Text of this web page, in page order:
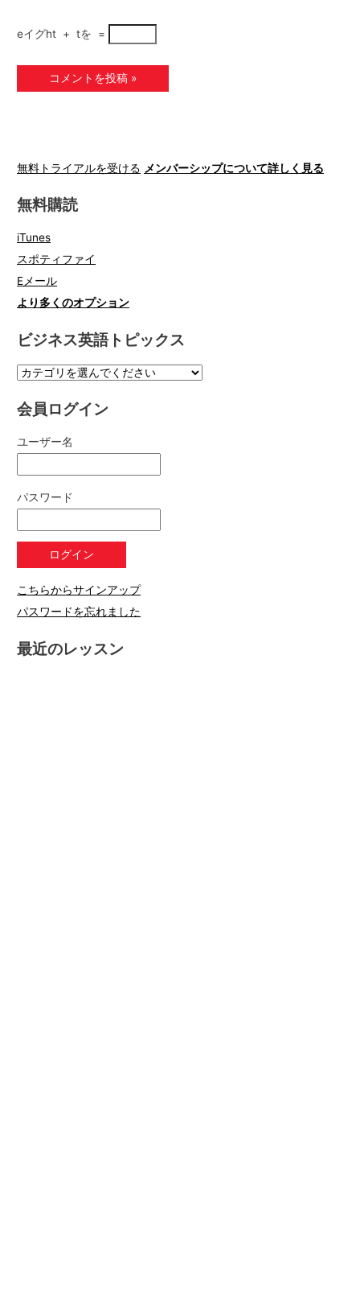
eイグht + tを =
無料トライアルを受ける メンバーシップについて詳しく見る
無料購読
iTunes
スポティファイ
Eメール
より多くのオプション
ビジネス英語トピックス
会員ログイン
ユーザー名
パスワード
こちらからサインアップ
パスワードを忘れました
最近のレッスン